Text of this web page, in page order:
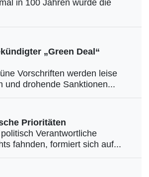
in 100 Jahren wurde die
„Green Deal“
Vorschriften werden leise
und drohende Sanktionen...
Prioritäten
Verantwortliche
fahnden, formiert sich auf...